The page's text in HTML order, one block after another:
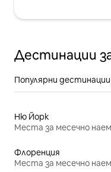
Дестинации
Популярни
Ню Йорк
Места за месечно
Флоренция
Места за месечно